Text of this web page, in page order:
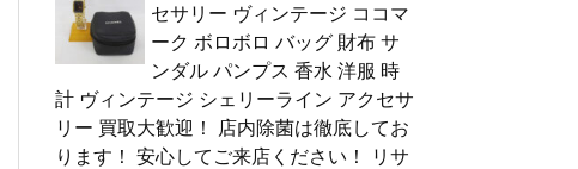
セサリー ヴィンテージ ココマ
ーク ボロボロ バッグ 財布 サ
ンダル パンプス 香水 洋服 時
計 ヴィンテージ シェリーライン アクセサ
リー 買取大歓迎！ 店内除菌は徹底してお
ります！ 安心してご来店ください！ リサ